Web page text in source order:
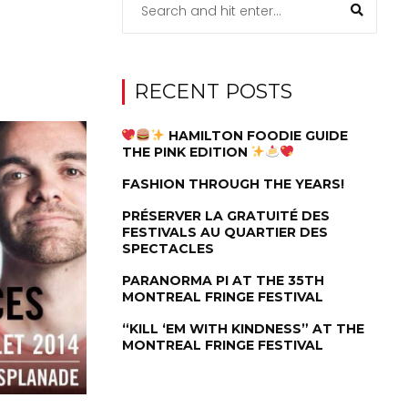
RECENT POSTS
HAMILTON FOODIE GUIDE
THE PINK EDITION
FASHION THROUGH THE YEARS!
PRÉSERVER LA GRATUITÉ DES
FESTIVALS AU QUARTIER DES
SPECTACLES
PARANORMA PI AT THE 35TH
MONTREAL FRINGE FESTIVAL
“KILL ‘EM WITH KINDNESS” AT THE
MONTREAL FRINGE FESTIVAL